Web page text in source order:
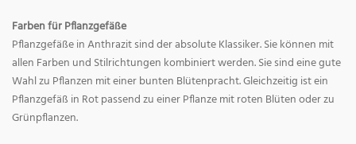
Farben für Pflanzgefäße
Pflanzgefäße in Anthrazit sind der absolute Klassiker. Sie können mit
allen Farben und Stilrichtungen kombiniert werden. Sie sind eine gute
Wahl zu Pflanzen mit einer bunten Blütenpracht. Gleichzeitig ist ein
Pflanzgefäß in Rot passend zu einer Pflanze mit roten Blüten oder zu
Grünpflanzen.